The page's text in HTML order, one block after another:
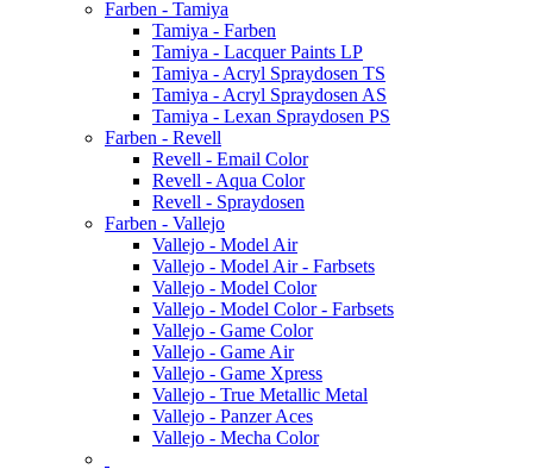
Farben - Tamiya
Tamiya - Farben
Tamiya - Lacquer Paints LP
Tamiya - Acryl Spraydosen TS
Tamiya - Acryl Spraydosen AS
Tamiya - Lexan Spraydosen PS
Farben - Revell
Revell - Email Color
Revell - Aqua Color
Revell - Spraydosen
Farben - Vallejo
Vallejo - Model Air
Vallejo - Model Air - Farbsets
Vallejo - Model Color
Vallejo - Model Color - Farbsets
Vallejo - Game Color
Vallejo - Game Air
Vallejo - Game Xpress
Vallejo - True Metallic Metal
Vallejo - Panzer Aces
Vallejo - Mecha Color